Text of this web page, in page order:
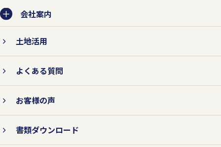
会社案内
土地活用
よくある質問
お客様の声
書類ダウンロード